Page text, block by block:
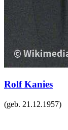
Rolf Kanies
(geb. 21.12.1957)